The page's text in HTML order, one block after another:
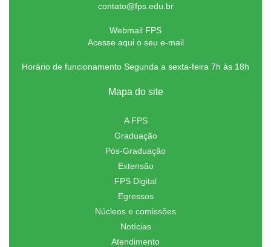
contato@fps.edu.br
Webmail FPS
Acesse aqui o seu e-mail
Horário de funcionamento Segunda a sexta-feira 7h às 18h
Mapa do site
A FPS
Graduação
Pós-Graduação
Extensão
FPS Digital
Egressos
Núcleos e comissões
Notícias
Atendimento